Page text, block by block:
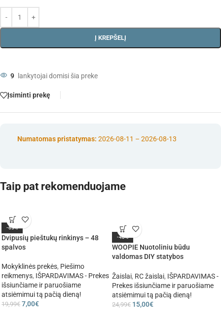
Į KREPŠELĮ
9 lankytojai domisi šia preke
Įsiminti prekę
Numatomas pristatymas: 2026-08-11 – 2026-08-13
Taip pat rekomenduojame
-65%
Dvipusių pieštukų rinkinys – 48
spalvos
Mokyklinės prekės, Piešimo
reikmenys, IŠPARDAVIMAS - Prekes
išsiunčiame ir paruošiame
atsiėmimui tą pačią dieną!
19,99€ 7,00€
-40%
WOOPIE Nuotoliniu būdu
valdomas DIY statybos
Žaislai, RC žaislai, IŠPARDAVIMAS -
Prekes išsiunčiame ir paruošiame
atsiėmimui tą pačią dieną!
24,99€ 15,00€